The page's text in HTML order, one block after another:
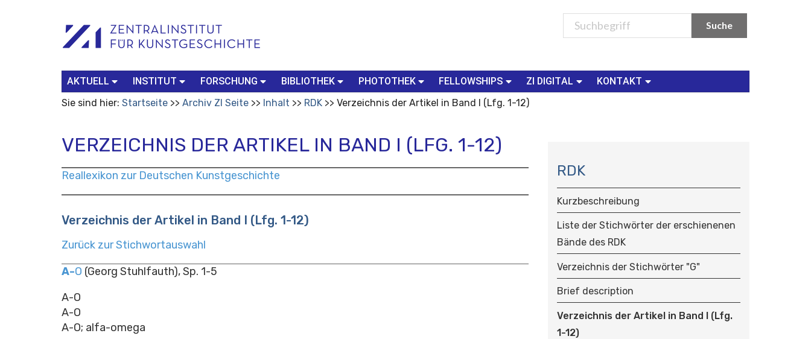
Werkzeuge
Search…
AKTUELL INSTITUT FORSCHUNG BIBLIOTHEK PHOTOTHEK FELLOWSHIPS ZI DIGITAL
KONTAKT
Sie sind hier: Startseite Archiv ZI Seite Inhalt RDK Verzeichnis der Artikel in Band I (Lfg. 1-12)
VERZEICHNIS DER ARTIKEL IN BAND I (LFG. 1-12)
Reallexikon zur Deutschen Kunstgeschichte
Verzeichnis der Artikel in Band I (Lfg. 1-12)
Zurück zur Stichwortauswahl
A-O (Georg Stuhlfauth), Sp. 1-5
A-O
A-O
A-O; alfa-omega
A
V
I
G
A
T
I
O
N
RDK
Kurzbeschreibung
Liste der Stichwörter der erschienenen
Bände des RDK
Verzeichnis der Stichwörter "G"
Brief description
Verzeichnis der Artikel in Band I (Lfg.
1-12)